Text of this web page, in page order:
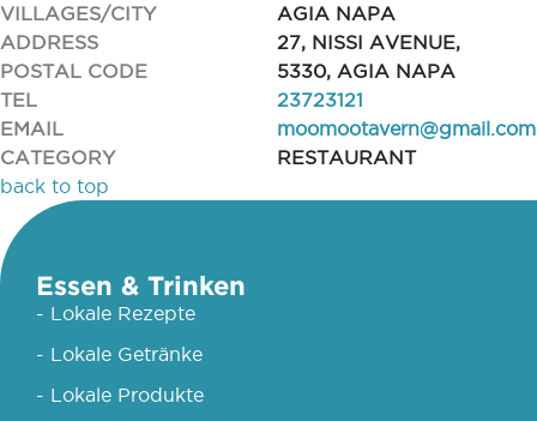
VILLAGES/CITY
AGIA NAPA
ADDRESS
27, NISSI AVENUE,
POSTAL CODE
5330, AGIA NAPA
TEL
23723121
EMAIL
moomootavern@gmail.com
CATEGORY
RESTAURANT
back to top
Essen & Trinken
- Lokale Rezepte
- Lokale Getränke
- Lokale Produkte